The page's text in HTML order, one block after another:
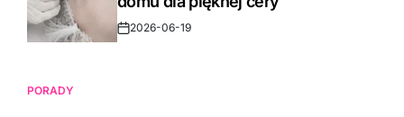
Post2026-06-19
PORADY